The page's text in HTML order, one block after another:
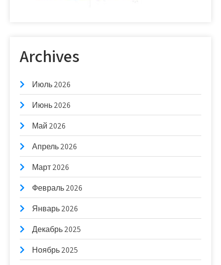
Archives
Июль 2026
Июнь 2026
Май 2026
Апрель 2026
Март 2026
Февраль 2026
Январь 2026
Декабрь 2025
Ноябрь 2025